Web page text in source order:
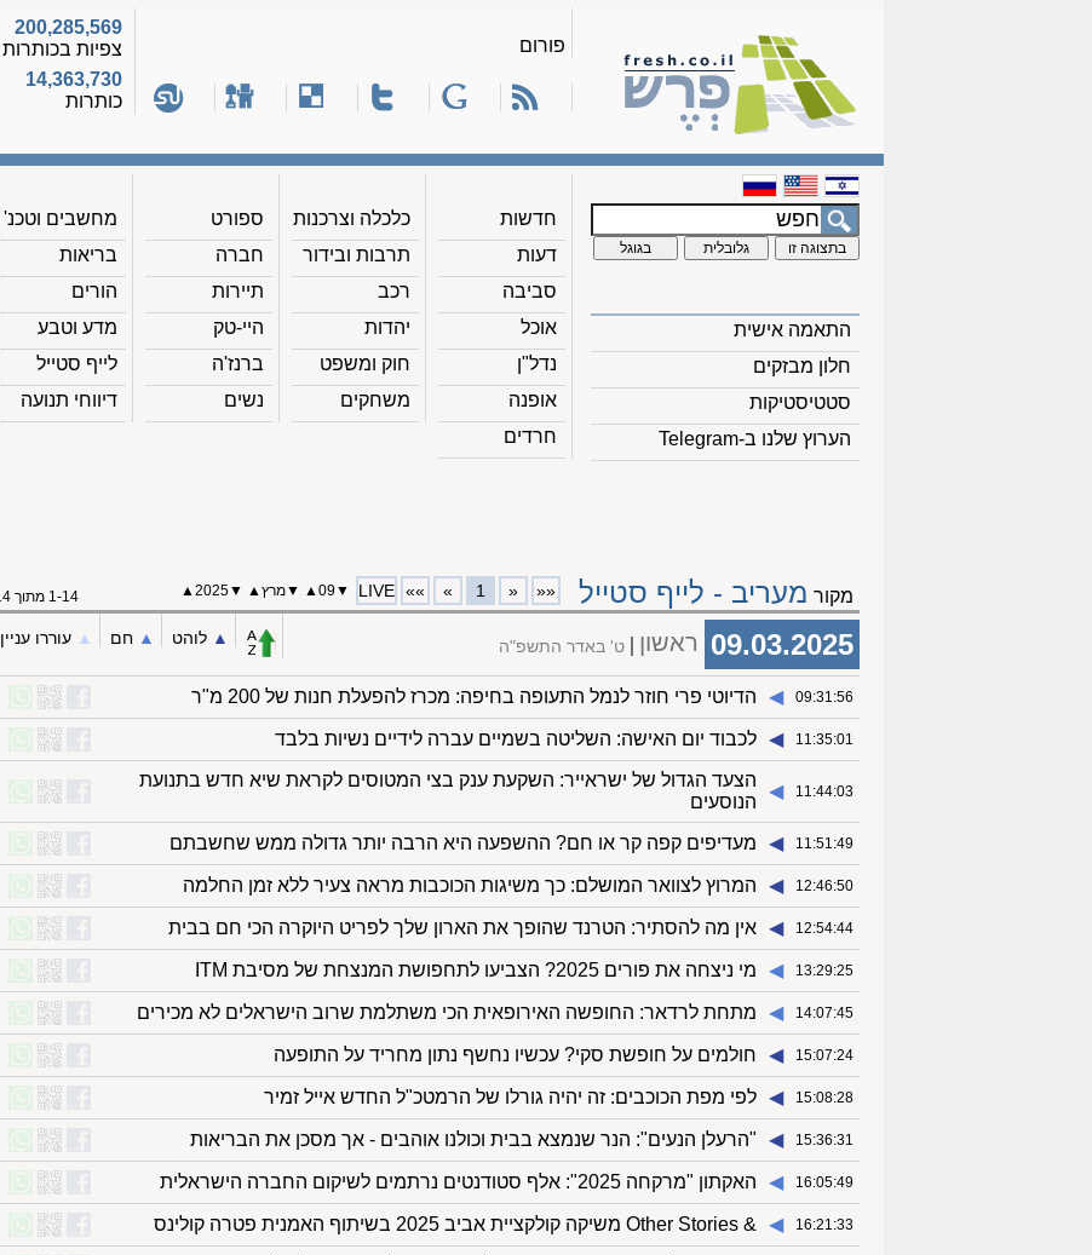
פורום
200,285,569
צפיות בכותרות
14,363,730
כותרות
התאמה אישית
חלון מבזקים
סטטיסטיקות
הערוץ שלנו ב-Telegram
חדשות
דעות
סביבה
אוכל
נדל"ן
אופנה
חרדים
כלכלה וצרכנות
תרבות ובידור
רכב
יהדות
חוק ומשפט
משחקים
ספורט
חברה
תיירות
היי-טק
ברנז'ה
נשים
מחשבים וטכנ'
בריאות
הורים
מדע וטבע
לייף סטייל
דיווחי תנועה
מקור מעריב - לייף סטייל ««
«
1
»
»»
LIVE
▼
09
▲
▼מרץ▲
▼
2025
▲ 1-14 מתוך 14
09.03.2025 ראשון ט' באדר התשפ"ה ▲︎ לוהט ▲︎ חם ▲︎ עוררו עניין
09:31:56
◀︎ הדיוטי פרי חוזר לנמל התעופה בחיפה: מכרז להפעלת חנות של 200 מ"ר
11:35:01
◀︎ לכבוד יום האישה: השליטה בשמיים עברה לידיים נשיות בלבד
11:44:03
◀︎
הצעד הגדול של ישראייר: השקעת ענק בצי המטוסים לקראת שיא חדש בתנועת
הנוסעים
11:51:49
◀︎ מעדיפים קפה קר או חם? ההשפעה היא הרבה יותר גדולה ממש שחשבתם
12:46:50
◀︎ המרוץ לצוואר המושלם: כך משיגות הכוכבות מראה צעיר ללא זמן החלמה
12:54:44
◀︎ אין מה להסתיר: הטרנד שהופך את הארון שלך לפריט היוקרה הכי חם בבית
13:29:25
◀︎ מי ניצחה את פורים 2025? הצביעו לתחפושת המנצחת של מסיבת ITM
14:07:45
◀︎ מתחת לרדאר: החופשה האירופאית הכי משתלמת שרוב הישראלים לא מכירים
15:07:24
◀︎ חולמים על חופשת סקי? עכשיו נחשף נתון מחריד על התופעה
15:08:28
◀︎ לפי מפת הכוכבים: זה יהיה גורלו של הרמטכ"ל החדש אייל זמיר
15:36:31
◀︎ "הרעלן הנעים": הנר שנמצא בבית וכולנו אוהבים - אך מסכן את הבריאות
16:05:49
◀︎ האקתון "מרקחה 2025": אלף סטודנטים נרתמים לשיקום החברה הישראלית
16:21:33
◀︎ & Other Stories משיקה קולקציית אביב 2025 בשיתוף האמנית פטרה קולינס